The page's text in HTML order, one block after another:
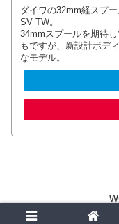
ダイワの32mm経スプ
SV TW。
34mmスプールを期待
もですが、新設計ボデ
なモデル。
©